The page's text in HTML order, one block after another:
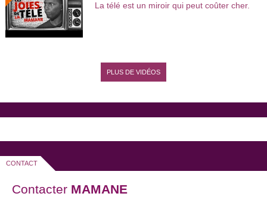
La télé est un miroir qui peut coûter cher.
PLUS DE VIDÉOS
CONTACT
Contacter MAMANE